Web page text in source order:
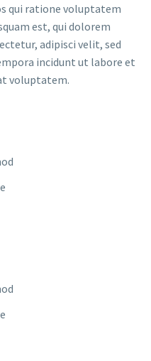
qui ratione voluptatem
est, qui dolorem
adipisci velit, sed
incidunt ut labore et
voluptatem.